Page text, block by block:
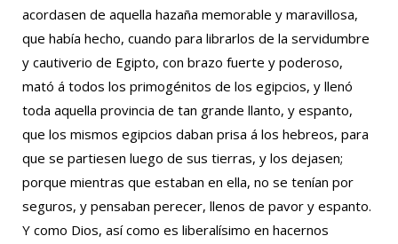
acordasen de aquella hazaña memorable y maravillosa,
que había hecho, cuando para librarlos de la servidumbre
y cautiverio de Egipto, con brazo fuerte y poderoso,
mató á todos los primogénitos de los egipcios, y llenó
toda aquella provincia de tan grande llanto, y espanto,
que los mismos egipcios daban prisa á los hebreos, para
que se partiesen luego de sus tierras, y los dejasen;
porque mientras que estaban en ella, no se tenían por
seguros, y pensaban perecer, llenos de pavor y espanto.
Y como Dios, así como es liberalísimo en hacernos